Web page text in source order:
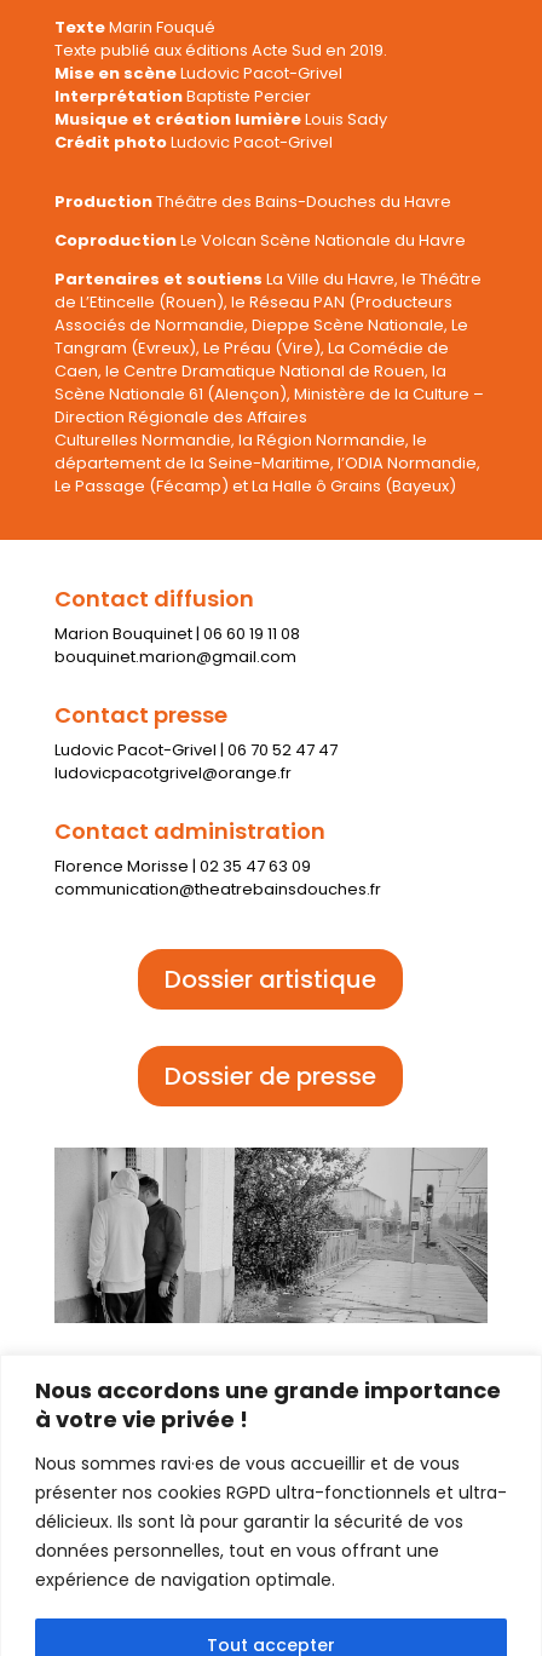
Nous accordons une grande importance
à votre vie privée !
Nous sommes ravi·es de vous accueillir et de vous
présenter nos cookies RGPD ultra-fonctionnels et ultra-
délicieux. Ils sont là pour garantir la sécurité de vos
données personnelles, tout en vous offrant une
expérience de navigation optimale.
Tout accepter
TexteMarin Fouqué
Texte publié aux éditions Acte Sud en 2019.
Mise en scèneLudovic Pacot-Grivel
InterprétationBaptiste Percier
Musique et création lumièreLouis Sady
Crédit photoLudovic Pacot-Grivel
ProductionThéâtre des Bains-Douches du Havre
CoproductionLe Volcan Scène Nationale du Havre
Partenaires et soutiens La Ville du Havre, le Théâtre
de L’Etincelle (Rouen), le Réseau PAN (Producteurs
Associés de Normandie, Dieppe Scène Nationale, Le
Tangram (Evreux), Le Préau (Vire), La Comédie de
Caen, le Centre Dramatique National de Rouen, la
Scène Nationale 61 (Alençon), Ministère de la Culture –
Direction Régionale des Affaires
Culturelles Normandie, la Région Normandie, le
département de la Seine-Maritime, l’ODIA Normandie,
Le Passage (Fécamp) et La Halle ô Grains (Bayeux)
Contact diffusion
Marion Bouquinet | 06 60 19 11 08
bouquinet.marion@gmail.com
Contact presse
Ludovic Pacot-Grivel | 06 70 52 47 47
ludovicpacotgrivel@orange.fr
Contact administration
Florence Morisse | 02 35 47 63 09
communication@theatrebainsdouches.fr
Dossier artistique
Dossier de presse